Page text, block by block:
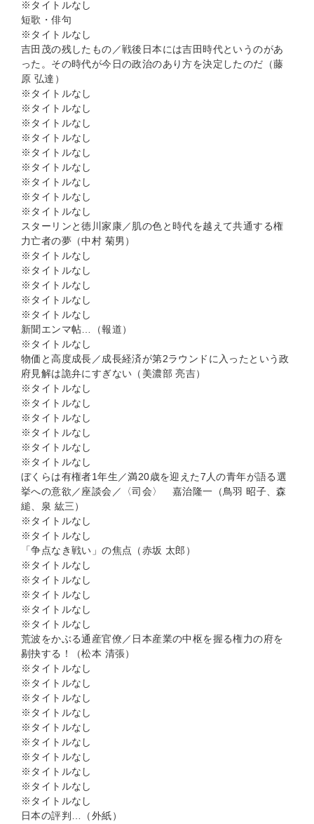
※タイトルなし
短歌・俳句
※タイトルなし
吉田茂の残したもの／戦後日本には吉田時代というのがあ
った。その時代が今日の政治のあり方を決定したのだ（藤
原 弘達）
※タイトルなし
※タイトルなし
※タイトルなし
※タイトルなし
※タイトルなし
※タイトルなし
※タイトルなし
※タイトルなし
※タイトルなし
スターリンと徳川家康／肌の色と時代を越えて共通する権
力亡者の夢（中村 菊男）
※タイトルなし
※タイトルなし
※タイトルなし
※タイトルなし
※タイトルなし
新聞エンマ帖…（報道）
※タイトルなし
物価と高度成長／成長経済が第2ラウンドに入ったという政
府見解は詭弁にすぎない（美濃部 亮吉）
※タイトルなし
※タイトルなし
※タイトルなし
※タイトルなし
※タイトルなし
※タイトルなし
ぼくらは有権者1年生／満20歳を迎えた7人の青年が語る選
挙への意欲／座談会／〈司会〉 嘉治隆一（鳥羽 昭子、森
縋、泉 紘三）
※タイトルなし
※タイトルなし
「争点なき戦い」の焦点（赤坂 太郎）
※タイトルなし
※タイトルなし
※タイトルなし
※タイトルなし
※タイトルなし
荒波をかぶる通産官僚／日本産業の中枢を握る権力の府を
剔抉する！（松本 清張）
※タイトルなし
※タイトルなし
※タイトルなし
※タイトルなし
※タイトルなし
※タイトルなし
※タイトルなし
※タイトルなし
※タイトルなし
※タイトルなし
日本の評判…（外紙）